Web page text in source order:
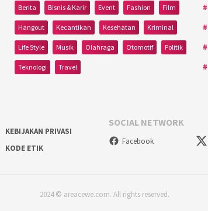
Berita Bisnis & Karir Event Fashion Film
Hangout Kecantikan Kesehatan Kriminal
Life Style Musik Olahraga Otomotif Politik
Teknologi Travel
KEBIJAKAN PRIVASI
KODE ETIK
SOCIAL NETWORK
Facebook
2024 © areacewe.com. All rights reserved.